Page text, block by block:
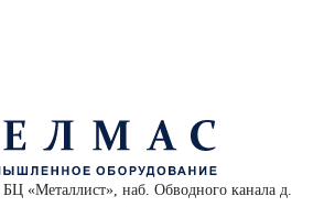
БЦ «Металлист», наб. Обводного канала д.